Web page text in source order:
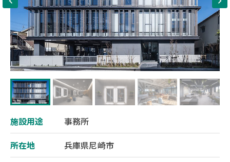
施設用途
事務所
所在地
兵庫県尼崎市